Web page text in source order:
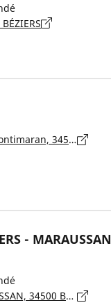
Cc Zone Economique Montimaran, 34500 BEZIERS
- MARAUSSAN
3136 ROUTE DE MARAUSSAN, 34500 BEZIERS